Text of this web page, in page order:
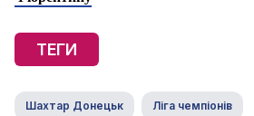
ТЕГИ
Шахтар Донецьк Ліга чемпіонів